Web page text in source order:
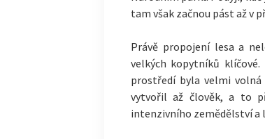
tam však začnou pást až v
Právě propojení lesa a
velkých kopytníků
prostředí byla velmi
vytvořil až člověk, a to
intenzivního zemědělství a